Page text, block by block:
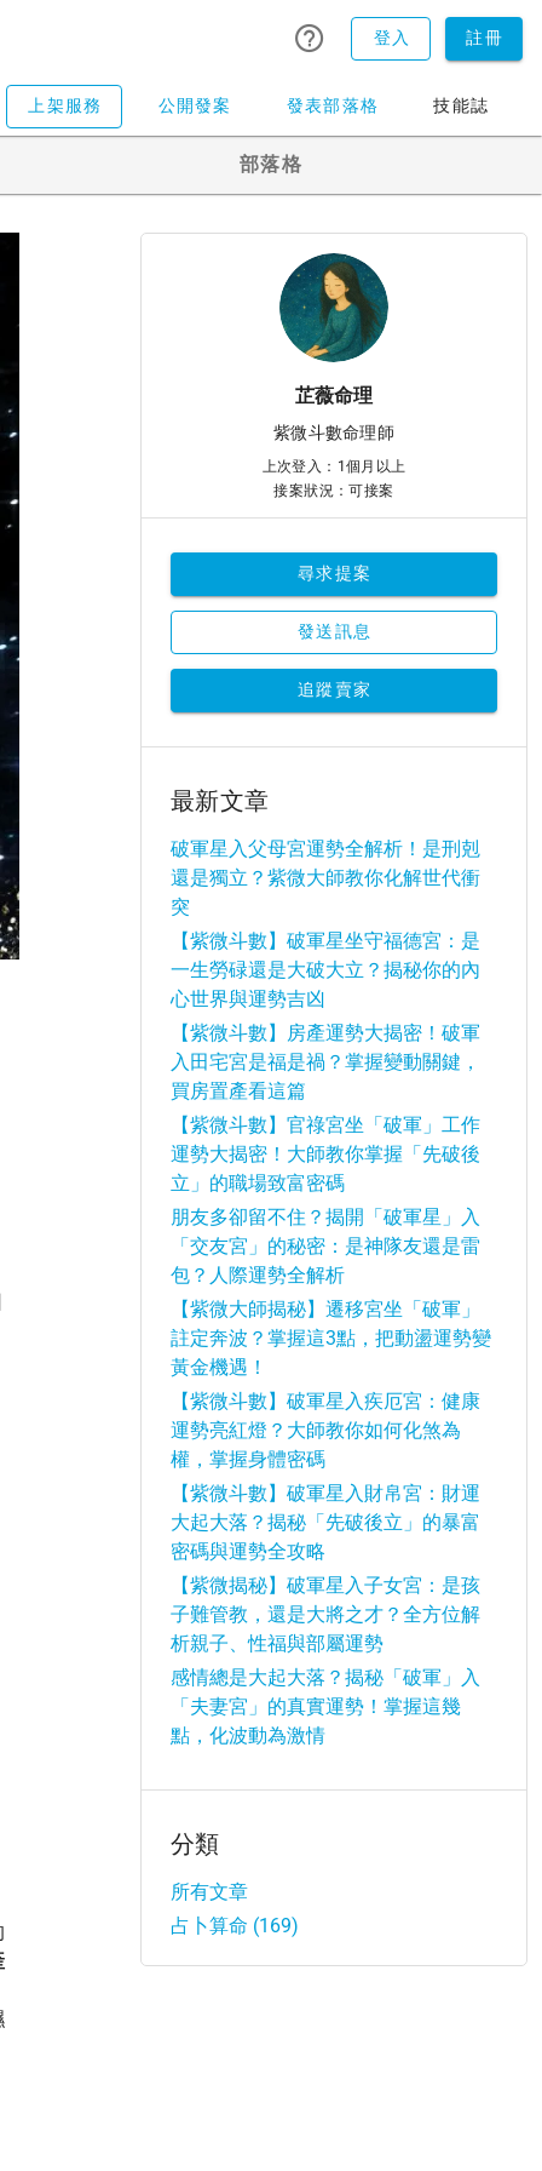
登入 註冊
上架服務 公開發案 發表部落格 技能誌
部落格
芷薇命理
紫微斗數命理師
上次登入：1個月以上
接案狀況：可接案
尋求提案
發送訊息
追蹤賣家
最新文章
破軍星入父母宮運勢全解析！是刑剋
還是獨立？紫微大師教你化解世代衝
突
【紫微斗數】破軍星坐守福德宮：是
一生勞碌還是大破大立？揭秘你的內
心世界與運勢吉凶
【紫微斗數】房產運勢大揭密！破軍
入田宅宮是福是禍？掌握變動關鍵，
買房置產看這篇
【紫微斗數】官祿宮坐「破軍」工作
運勢大揭密！大師教你掌握「先破後
立」的職場致富密碼
朋友多卻留不住？揭開「破軍星」入
「交友宮」的秘密：是神隊友還是雷
包？人際運勢全解析
【紫微大師揭秘】遷移宮坐「破軍」
註定奔波？掌握這3點，把動盪運勢變
黃金機遇！
【紫微斗數】破軍星入疾厄宮：健康
運勢亮紅燈？大師教你如何化煞為
權，掌握身體密碼
【紫微斗數】破軍星入財帛宮：財運
大起大落？揭秘「先破後立」的暴富
密碼與運勢全攻略
【紫微揭秘】破軍星入子女宮：是孩
子難管教，還是大將之才？全方位解
析親子、性福與部屬運勢
感情總是大起大落？揭秘「破軍」入
「夫妻宮」的真實運勢！掌握這幾
點，化波動為激情
分類
所有文章
占卜算命 (169)